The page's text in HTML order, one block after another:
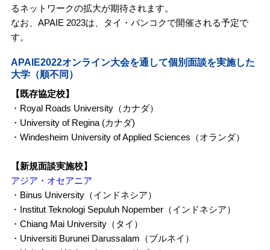
るネットワークの拡大が期待されます。
なお、APAIE 2023は、タイ・バンコクで開催される予定で
す。
APAIE2022オンライン大会を通して個別面談を実施した
大学（順不同）
【既存協定校】
・Royal Roads University（カナダ）
・University of Regina (カナダ)
・Windesheim University of Applied Sciences（オランダ）
【新規面談実施校】
アジア・オセアニア
・Binus University（インドネシア）
・Institut Teknologi Sepuluh Nopember（インドネシア）
・Chiang Mai University（タイ）
・Universiti Burunei Darussalam（ブルネイ）